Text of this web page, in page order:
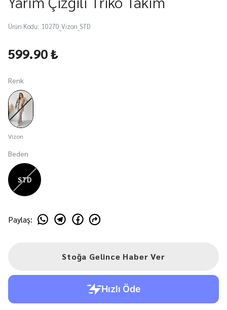
Ürün Kodu: 10270_Vizon_STD
599.90 ₺
Renk
Vizon
Beden
STD
Paylaş:
Stoğa Gelince Haber Ver